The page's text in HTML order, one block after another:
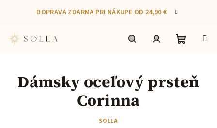
DOPRAVA ZDARMA PRI NÁKUPE OD 24,90 €
košík
Dámsky oceľový prsteň
Corinna
SOLLA